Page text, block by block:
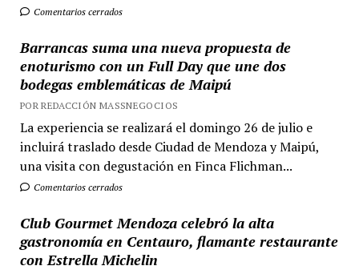
Comentarios cerrados
Barrancas suma una nueva propuesta de
enoturismo con un Full Day que une dos
bodegas emblemáticas de Maipú
POR REDACCIÓN MASSNEGOCIOS
La experiencia se realizará el domingo 26 de julio e
incluirá traslado desde Ciudad de Mendoza y Maipú,
una visita con degustación en Finca Flichman...
Comentarios cerrados
Club Gourmet Mendoza celebró la alta
gastronomía en Centauro, flamante restaurante
con Estrella Michelin